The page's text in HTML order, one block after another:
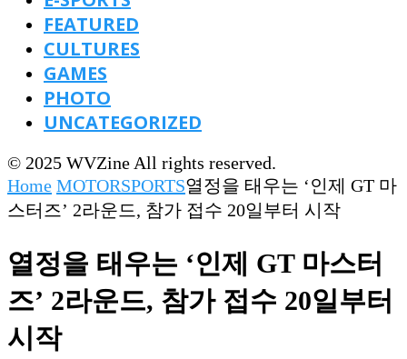
FEATURED
CULTURES
GAMES
PHOTO
UNCATEGORIZED
© 2025 WVZine All rights reserved.
Home MOTORSPORTS열정을 태우는 ‘인제 GT 마
스터즈’ 2라운드, 참가 접수 20일부터 시작
열정을 태우는 ‘인제 GT 마스터
즈’ 2라운드, 참가 접수 20일부터
시작